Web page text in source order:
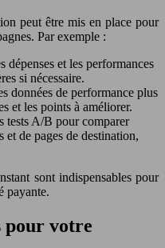
peut être mis en place pour
Par exemple :
dépenses et les performances
si nécessaire.
données de performance plus
et les points à améliorer.
tests A/B pour comparer
et de pages de destination,
sont indispensables pour
payante.
pour votre